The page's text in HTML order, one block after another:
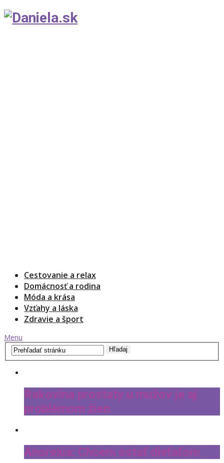
Cestovanie a relax
Domácnosť a rodina
Móda a krása
Vzťahy a láska
Zdravie a šport
Menu
Rakovina prostaty u mužov je aj
problémom žien
Anorexia: Chcem ostať dieťaťom